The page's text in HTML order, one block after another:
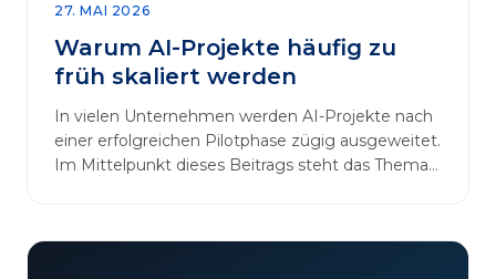
27. MAI 2026
Warum AI-Projekte häufig zu
früh skaliert werden
In vielen Unternehmen werden AI-Projekte nach
einer erfolgreichen Pilotphase zügig ausgeweitet.
Im Mittelpunkt dieses Beitrags steht das Thema